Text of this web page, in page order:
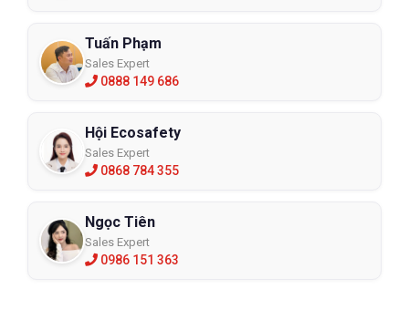
Tuấn Phạm
Sales Expert
0888 149 686
Hội Ecosafety
Sales Expert
0868 784 355
Ngọc Tiên
Sales Expert
0986 151 363